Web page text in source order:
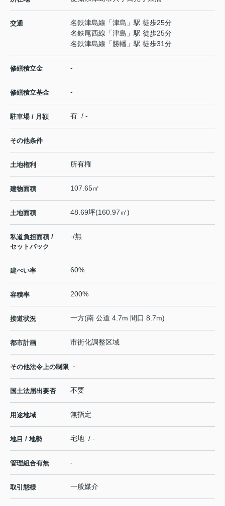
交通 名鉄津島線 「津島 」駅 徒歩25分
名鉄尾西線 「津島 」駅 徒歩25分
名鉄津島線 「 勝幡 」駅 徒歩31分
修繕積立金 -
修繕積立基金 -
駐車場 / 月額 有 / -
その他条件
土地権利 所有権
建物面積 107.65㎡
土地面積 48.69坪(160.97㎡)
私道負担面積 /
セットバック
-/無
建ぺい率 60%
容積率 200%
接道状況 一方(南 公道 4.7m 間口 8.7m)
都市計画 市街化調整区域
その他法令上の制限 -
国土法届出要否 不要
用途地域 無指定
地目 / 地勢 宅地 / -
管理組合有無 -
取引態様 一般媒介